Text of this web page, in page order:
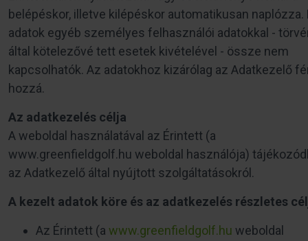
belépéskor, illetve kilépéskor automatikusan naplózza.
adatok egyéb személyes felhasználói adatokkal -
által kötelezővé tett esetek kivételével - össze nem
kapcsolhatók. Az adatokhoz kizárólag az Adatkezelő
hozzá.
Az adatkezelés célja
A weboldal használatával az Érintett (a
www.greenfieldgolf.hu weboldal használója)
az Adatkezelő által nyújtott szolgáltatásokról.
A kezelt adatok köre és az adatkezelés részletes
Az Érintett (a www.greenfieldgolf.hu weboldal